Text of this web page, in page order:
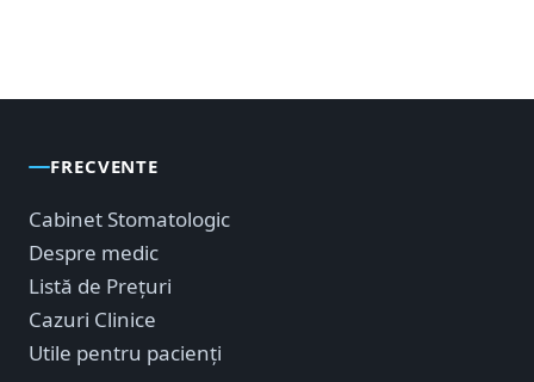
FRECVENTE
Cabinet Stomatologic
Despre medic
Listă de Prețuri
Cazuri Clinice
Utile pentru pacienți